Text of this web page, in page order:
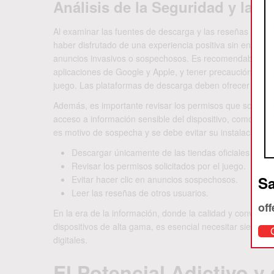
Análisis de la Seguridad y la
Al examinar las fuentes de descarga y las reseñas de
haber disfrutado de una experiencia positiva sin
anuncios invasivos o sospechosos. Es recomendable
aplicaciones de Google y Apple, y tener precaución
juego. Las plataformas de descarga deben ofrecer
Además, es importante revisar los permisos que
acceso a información sensible del dispositivo, como
es motivo de sospecha y se debe evitar su instalación.
Descargar únicamente de las tiendas oficiales
Revisar los permisos solicitados por el juego.
Evitar hacer clic en anuncios sospechosos.
Leer las reseñas de otros usuarios.
En la era de la información, donde la calidad y
dispositivos de alta gama, es esencial necesitar
digitales.